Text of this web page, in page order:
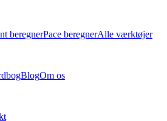
beregnerPace beregnerAlle værktøjer
BlogOm os